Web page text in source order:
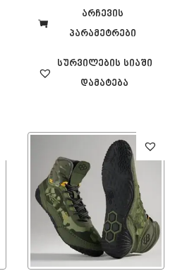
არჩევის
პარამეტრები
სურვილების სიაში
დამატება